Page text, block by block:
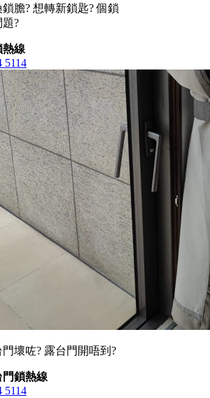
膽? 想轉新鎖匙? 個鎖
?
熱線
5114
門壞咗? 露台門開唔到?
門鎖熱線
5114